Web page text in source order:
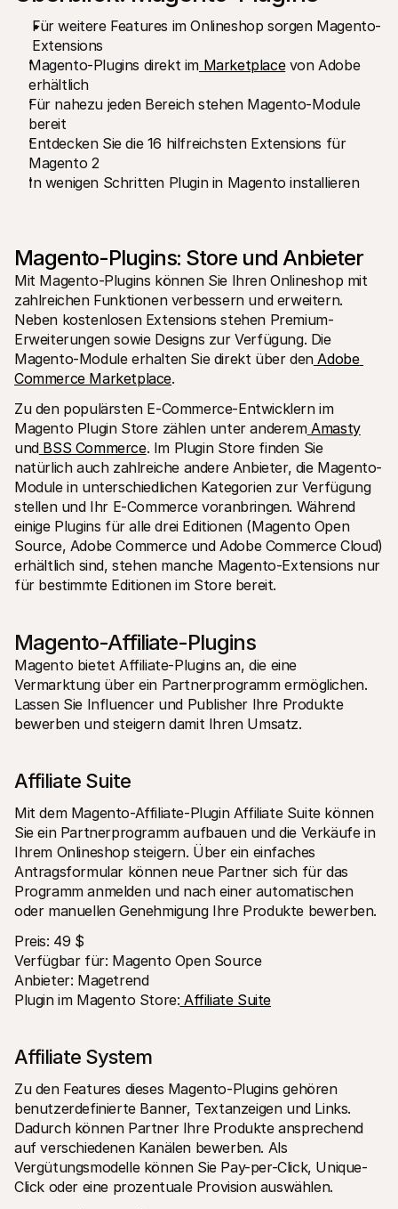
Warum steht Mollie auf Ihrem Kontoauszug?
Für Mollie-Händler
Kontaktieren Sie unseren Händler-Support
Sales-Team kontaktieren
Erfahren Sie, wie wir Ihrem Unternehmen helfen können
Für weitere Features im Onlineshop sorgen Magento-
Extensions
Magento-Plugins direkt im Marketplace von Adobe
erhältlich
Für nahezu jeden Bereich stehen Magento-Module
bereit
Entdecken Sie die 16 hilfreichsten Extensions für
Magento 2
In wenigen Schritten Plugin in Magento installieren
Magento-Plugins: Store und Anbieter
Mit Magento-Plugins können Sie Ihren Onlineshop mit
zahlreichen Funktionen verbessern und erweitern.
Neben kostenlosen Extensions stehen Premium-
Erweiterungen sowie Designs zur Verfügung. Die
Magento-Module erhalten Sie direkt über den Adobe
Commerce Marketplace.
Zu den populärsten E-Commerce-Entwicklern im
Magento Plugin Store zählen unter anderem Amasty
und BSS Commerce. Im Plugin Store finden Sie
natürlich auch zahlreiche andere Anbieter, die Magento-
Module in unterschiedlichen Kategorien zur Verfügung
stellen und Ihr E-Commerce voranbringen. Während
einige Plugins für alle drei Editionen (Magento Open
Source, Adobe Commerce und Adobe Commerce Cloud)
erhältlich sind, stehen manche Magento-Extensions nur
für bestimmte Editionen im Store bereit.
Magento-Affiliate-Plugins
Magento bietet Affiliate-Plugins an, die eine
Vermarktung über ein Partnerprogramm ermöglichen.
Lassen Sie Influencer und Publisher Ihre Produkte
bewerben und steigern damit Ihren Umsatz.
Affiliate Suite
Mit dem Magento-Affiliate-Plugin Affiliate Suite können
Sie ein Partnerprogramm aufbauen und die Verkäufe in
Ihrem Onlineshop steigern. Über ein einfaches
Antragsformular können neue Partner sich für das
Programm anmelden und nach einer automatischen
oder manuellen Genehmigung Ihre Produkte bewerben.
Preis: 49 $
Verfügbar für: Magento Open Source
Anbieter: Magetrend
Plugin im Magento Store: Affiliate Suite
Affiliate System
Zu den Features dieses Magento-Plugins gehören
benutzerdefinierte Banner, Textanzeigen und Links.
Dadurch können Partner Ihre Produkte ansprechend
auf verschiedenen Kanälen bewerben. Als
Vergütungsmodelle können Sie Pay-per-Click, Unique-
Click oder eine prozentuale Provision auswählen.